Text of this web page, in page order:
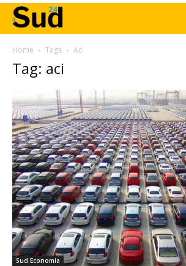
Home Tags Aci
Tag: aci
Sud Economia